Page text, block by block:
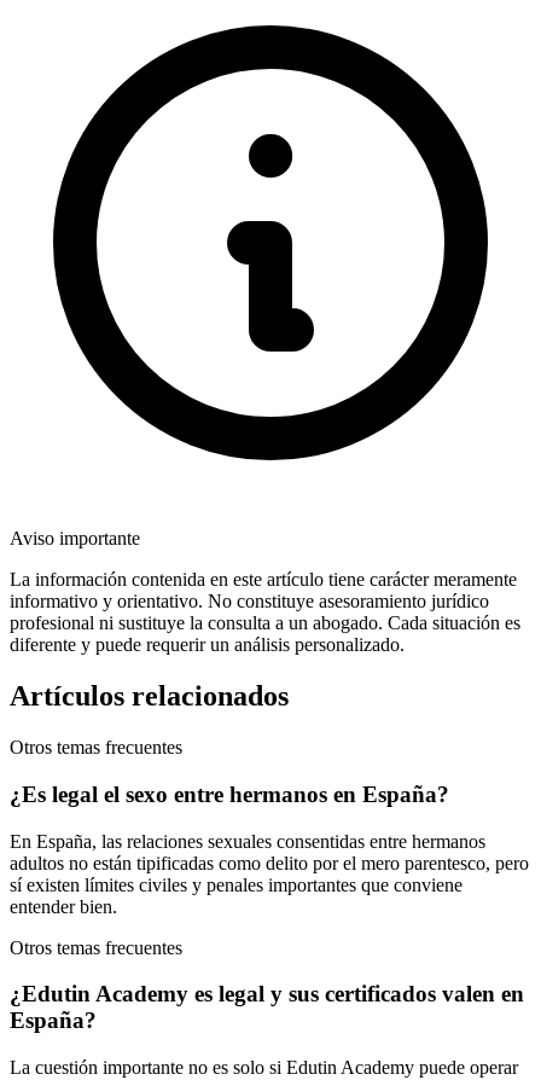
Aviso importante
La información contenida en este artículo tiene carácter meramente
informativo y orientativo. No constituye asesoramiento jurídico
profesional ni sustituye la consulta a un abogado. Cada situación es
diferente y puede requerir un análisis personalizado.
Artículos relacionados
Otros temas frecuentes
¿Es legal el sexo entre hermanos en España?
En España, las relaciones sexuales consentidas entre hermanos
adultos no están tipificadas como delito por el mero parentesco, pero
sí existen límites civiles y penales importantes que conviene
entender bien.
Otros temas frecuentes
¿Edutin Academy es legal y sus certificados valen en
España?
La cuestión importante no es solo si Edutin Academy puede operar